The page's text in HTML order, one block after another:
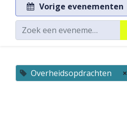
Vorige evenementen
Overheidsopdrachten ×